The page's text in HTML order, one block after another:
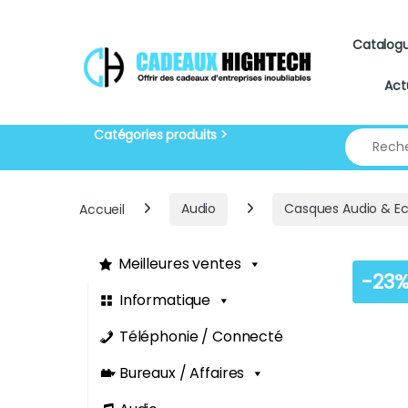
Search
Accueil Audio Casques Audio &
-
Meilleures ventes
Informatique
Téléphonie / Connecté
Bureaux / Affaires